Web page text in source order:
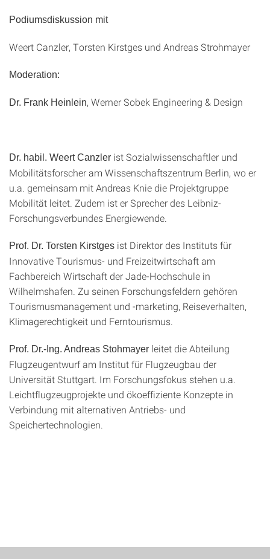
Podiumsdiskussion mit
Weert Canzler, Torsten Kirstges und Andreas Strohmayer
Moderation:
Dr. Frank Heinlein, Werner Sobek Engineering & Design
Dr. habil. Weert Canzler ist Sozialwissenschaftler und
Mobilitätsforscher am Wissenschaftszentrum Berlin, wo er
u.a. gemeinsam mit Andreas Knie die Projektgruppe
Mobilität leitet. Zudem ist er Sprecher des Leibniz-
Forschungsverbundes Energiewende.
Prof. Dr. Torsten Kirstges ist Direktor des Instituts für
Innovative Tourismus- und Freizeitwirtschaft am
Fachbereich Wirtschaft der Jade-Hochschule in
Wilhelmshafen. Zu seinen Forschungsfeldern gehören
Tourismusmanagement und -marketing, Reiseverhalten,
Klimagerechtigkeit und Ferntourismus.
Prof. Dr.-Ing. Andreas Stohmayer leitet die Abteilung
Flugzeugentwurf am Institut für Flugzeugbau der
Universität Stuttgart. Im Forschungsfokus stehen u.a.
Leichtflugzeugprojekte und ökoeffiziente Konzepte in
Verbindung mit alternativen Antriebs- und
Speichertechnologien.